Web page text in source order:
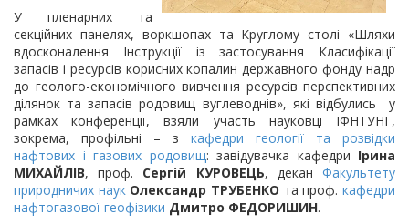
У пленарних та
секційних панелях, воркшопах та Круглому столі «Шляхи
вдосконалення Інструкції із застосування Класифікації
запасів і ресурсів корисних копалин державного фонду надр
до геолого-економічного вивчення ресурсів перспективних
ділянок та запасів родовищ вуглеводнів», які відбулись у
рамках конференції, взяли участь науковці ІФНТУНГ,
зокрема, профільні – з кафедри геології та розвідки
нафтових і газових родовищ: завідувачка кафедри Ірина
МИХАЙЛІВ, проф. Сергій КУРОВЕЦЬ, деканФакультету
природничих наук Олександр ТРУБЕНКО та проф.кафедри
нафтогазової геофізики Дмитро ФЕДОРИШИН.